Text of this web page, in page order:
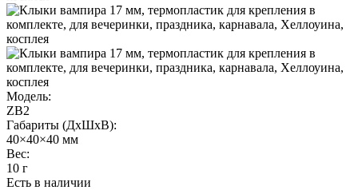
Модель:
ZB2
Габариты (ДхШхВ):
40×40×40 мм
Вес:
10 г
Есть в наличии